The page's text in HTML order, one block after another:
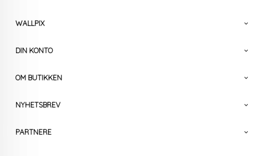
WALLPIX
DIN KONTO
OM BUTIKKEN
NYHETSBREV
PARTNERE